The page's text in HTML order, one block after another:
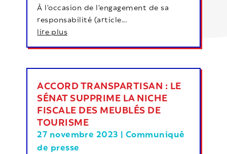
À l'occasion de l'engagement de sa
responsabilité (article...
lire plus
ACCORD TRANSPARTISAN : LE
SÉNAT SUPPRIME LA NICHE
FISCALE DES MEUBLÉS DE
TOURISME
27 novembre 2023 | Communiqué
de presse